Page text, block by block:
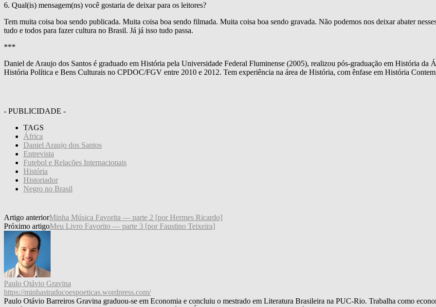
6. Qual(is) mensagem(ns) você gostaria de deixar para os leitores?
Tem muita coisa boa sendo publicada. Muita coisa boa sendo filmada. Muita coisa boa sendo gravada. Não podemos nos deixar abater
tudo e todos para fazer cultura no Brasil. Já já isso tudo passa.
***
Daniel de Araujo dos Santos é graduado em História pela Universidade Federal Fluminense (2005), realizou pós-graduação em História
História Política e Bens Culturais no CPDOC/FGV entre 2010 e 2012. Tem experiência na área de História, com ênfase em História
- PUBLICIDADE -
TAGS
África
Daniel Araujo dos Santos
Entrevista
Futebol e Relações Internacionais
História
Historiador
Negro no Brasil
Artigo anteriorMinha Música Favorita — parte 2 [por Hermes Ricardo]
Próximo artigoMeu Livro Favorito — parte 3 [por Faustino Teixeira]
Paulo Otávio Gravina
https://minhastraducoespoeticas.wordpress.com/
Paulo Otávio Barreiros Gravina graduou-se em Economia e concluiu o mestrado em Literatura Brasileira na PUC-Rio. Trabalha como